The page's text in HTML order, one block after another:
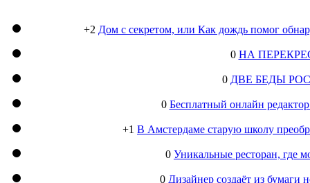
+2 Дом с секретом, или Как дождь помог
0 НА
0 ДВЕ БЕДЫ
0 Бесплатный онлайн
+1 В Амстердаме старую школу
0 Уникальные ресторан, где
0 Дизайнер создаёт из